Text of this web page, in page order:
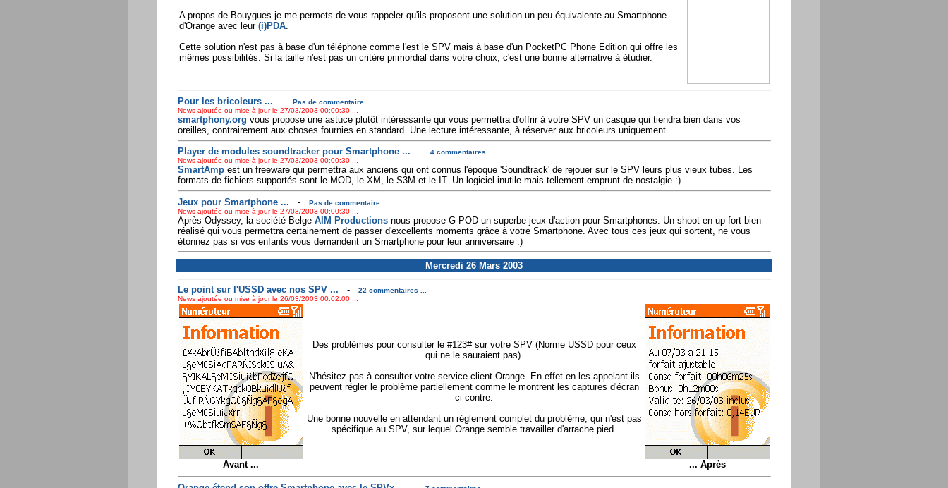
A propos de Bouygues je me permets de vous rappeler qu'ils proposent une solution un peu équivalente au Smartphone
d'Orange avec leur (i)PDA.
Cette solution n'est pas à base d'un téléphone comme l'est le SPV mais à base d'un PocketPC Phone Edition qui offre les
mêmes possibilités. Si la taille n'est pas un critère primordial dans votre choix, c'est une bonne alternative à étudier.
Pour les bricoleurs ... -
Pas de commentaire ...
News ajoutée ou mise à jour le 27/03/2003 00:00:30 ...
smartphony.org vous propose une astuce plutôt intéressante qui vous permettra d'offrir à votre SPV un casque qui tiendra bien dans vos
oreilles, contrairement aux choses fournies en standard. Une lecture intéressante, à réserver aux bricoleurs uniquement.
Player de modules soundtracker pour Smartphone ... -
4 commentaires ...
News ajoutée ou mise à jour le 27/03/2003 00:00:30 ...
SmartAmpest un freeware qui permettra aux anciens qui ont connus l'époque 'Soundtrack' de rejouer sur le SPV leurs plus vieux tubes. Les
formats de fichiers supportés sont le MOD, le XM, le S3M et le IT. Un logiciel inutile mais tellement emprunt de nostalgie :)
Jeux pour Smartphone ... -
Pas de commentaire ...
News ajoutée ou mise à jour le 27/03/2003 00:00:30 ...
Après Odyssey, la société Belge AIM Productionsnous propose G-POD un superbe jeux d'action pour Smartphones. Un shoot en up fort bien
réalisé qui vous permettra certainement de passer d'excellents moments grâce à votre Smartphone. Avec tous ces jeux qui sortent, ne vous
étonnez pas si vos enfants vous demandent un Smartphone pour leur anniversaire :)
Mercredi 26 Mars 2003
Le point sur l'USSD avec nos SPV ... -
22 commentaires ...
News ajoutée ou mise à jour le 26/03/2003 00:02:00 ...
Avant ...
Des problèmes pour consulter le #123# sur votre SPV (Norme USSD pour ceux
qui ne le sauraient pas).
N'hésitez pas à consulter votre service client Orange. En effet en les appelant ils
peuvent régler le problème partiellement comme le montrent les captures d'écran
ci contre.
Une bonne nouvelle en attendant un réglement complet du problème, qui n'est pas
spécifique au SPV, sur lequel Orange semble travailler d'arrache pied.
... Après